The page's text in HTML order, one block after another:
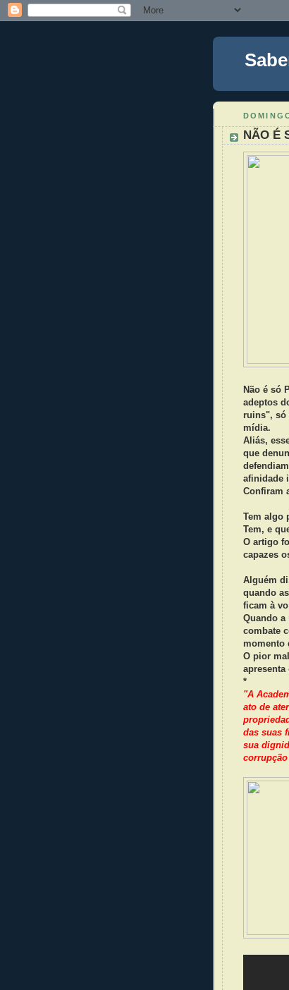
NÃO É
Não é só
adeptos
ruins", só
mídia.
Aliás,
que
afinidade
Confiram
Tem algo
Tem, e
O artigo
capazes
Alguém
quando
ficam à
Quando a
combate
momento
O pior
apresenta
*
"A
ato de
das suas
sua